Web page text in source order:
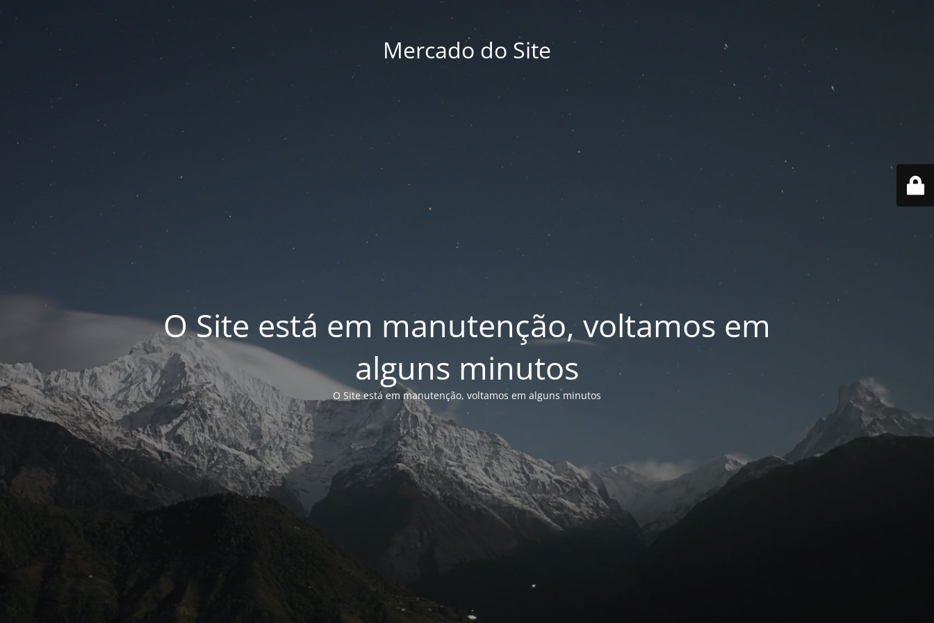
Mercado do Site
O Site está em manutenção, voltamos em
alguns minutos
O Site está em manutenção, voltamos em alguns minutos